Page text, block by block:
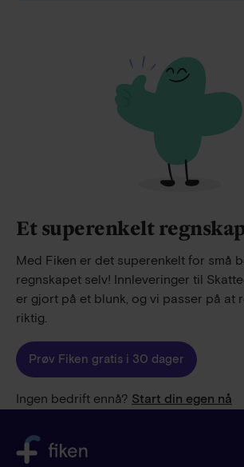
Et superenkelt
Med Fiken er det superenkelt for små
regnskapet selv! Innleveringer til
er gjort på et blunk, og vi passer på at
riktig.
Prøv Fiken gratis i 30 dager
Ingen bedrift ennå? Start din egen nå